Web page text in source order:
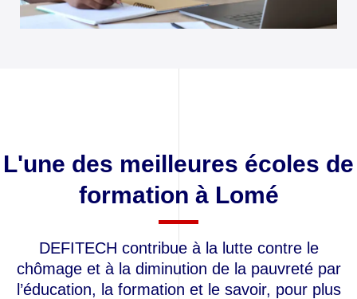
L'une des meilleures écoles de
formation à Lomé
DEFITECH contribue à la lutte contre le
chômage et à la diminution de la pauvreté par
l’éducation, la formation et le savoir, pour plus